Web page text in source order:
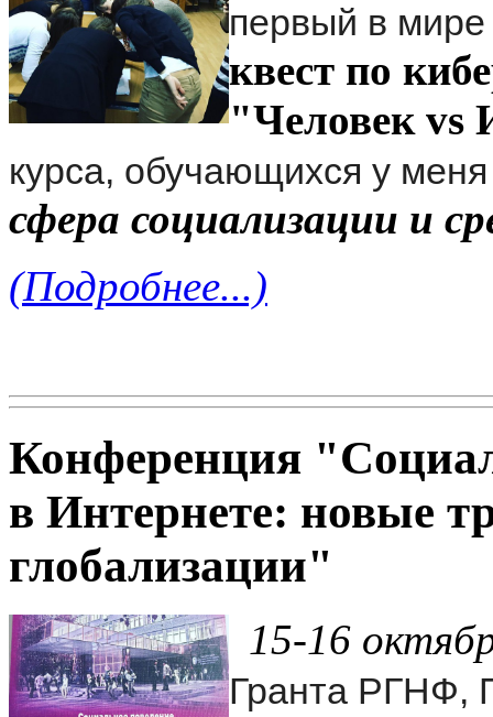
первый в
квест по
"Человек vs
курса, обучающихся у
сфера социализации и
(Подробнее...)
Конференция
в Интернете: новые
глобализации"
15-16
Гранта РГНФ,